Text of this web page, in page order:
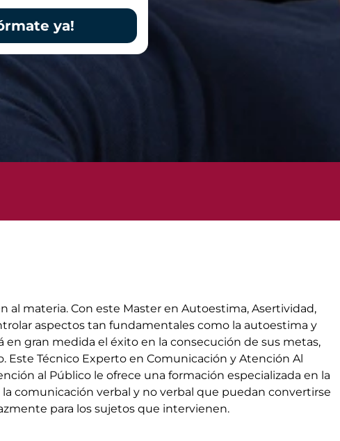
ya!
al materia. Con este Master en Autoestima, Asertividad,
aspectos tan fundamentales como la autoestima y
gran medida el éxito en la consecución de sus metas,
Técnico Experto en Comunicación y Atención Al
al Público le ofrece una formación especializada en la
comunicación verbal y no verbal que puedan convertirse
para los sujetos que intervienen.